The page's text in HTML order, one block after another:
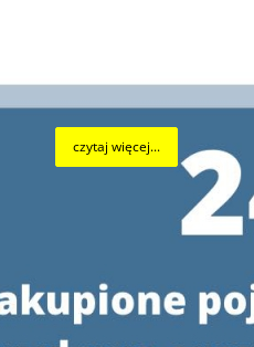
dofinansowane w
czytaj więcej...
pn. „Modernizacja
Straży Pożarnej w Stopnicy”
w siedzibie Wojewódzkiego
i Gospodarki Wodnej w